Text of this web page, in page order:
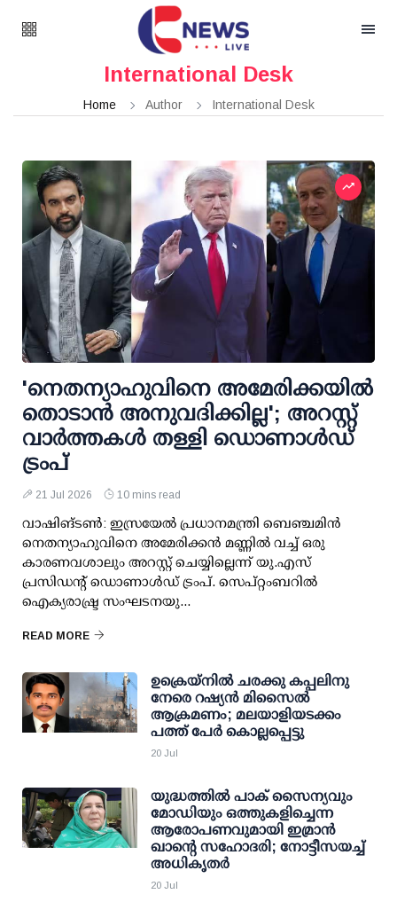
International Desk
Home Author International Desk
'നെതന്യാഹുവിനെ അമേരിക്കയില്‍
തൊടാന്‍ അനുവദിക്കില്ല'; അറസ്റ്റ്
വാര്‍ത്തകള്‍ തള്ളി ഡൊണാള്‍ഡ്
ട്രംപ്
21 Jul 2026 10 mins read
വാഷിങ്ടണ്‍: ഇസ്രയേല്‍ പ്രധാനമന്ത്രി ബെഞ്ചമിന്‍
നെതന്യാഹുവിനെ അമേരിക്കന്‍ മണ്ണില്‍ വച്ച് ഒരു
കാരണവശാലും അറസ്റ്റ് ചെയ്യില്ലെന്ന് യു.എസ്
പ്രസിഡന്റ് ഡൊണാള്‍ഡ് ട്രംപ്. സെപ്റ്റംബറില്‍
ഐക്യരാഷ്ട്ര സംഘടനയു...
READ MORE
ഉക്രെയ്നിൽ ചരക്കു കപ്പലിനു
നേരെ റഷ്യൻ മിസൈൽ
ആക്രമണം; മലയാളിയടക്കം
പത്ത് പേർ കൊല്ലപ്പെട്ടു
20 Jul
യുദ്ധത്തില്‍ പാക് സൈന്യവും
മോഡിയും ഒത്തുകളിച്ചെന്ന
ആരോപണവുമായി ഇമ്രാന്‍
ഖാന്റെ സഹോദരി; നോട്ടീസയച്ച്
അധികൃതര്‍
20 Jul